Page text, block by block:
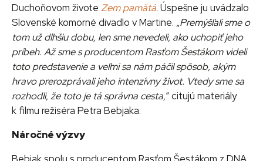
Duchoňovom živote Zem pamätá. Úspešne ju uvádzalo
Slovenské komorné divadlo v Martine. „Premýšľali sme o
tom už dlhšiu dobu, len sme nevedeli, ako uchopiť jeho
príbeh. Až sme s producentom Rasťom Šestákom videli
toto predstavenie a veľmi sa nám páčil spôsob, akým
hravo prerozprávali jeho intenzívny život. Vtedy sme sa
rozhodli, že toto je tá správna cesta,“ citujú materiály
k filmu režiséra Petra Bebjaka.
Náročné výzvy